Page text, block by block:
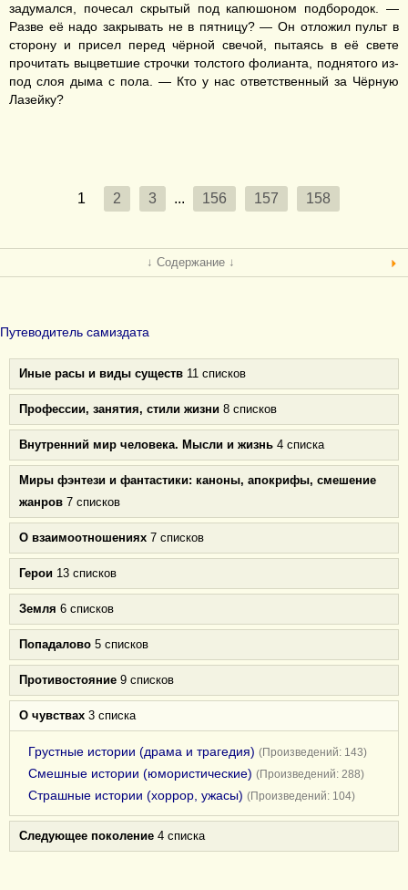
задумался, почесал скрытый под капюшоном подбородок. —
Разве её надо закрывать не в пятницу? — Он отложил пульт в
сторону и присел перед чёрной свечой, пытаясь в её свете
прочитать выцветшие строчки толстого фолианта, поднятого из-
под слоя дыма с пола. — Кто у нас ответственный за Чёрную
Лазейку?
1 2 3 ... 156 157 158
↓ Содержание ↓
Путеводитель самиздата
Иные расы и виды существ 11 списков
Профессии, занятия, стили жизни 8 списков
Внутренний мир человека. Мысли и жизнь 4 списка
Миры фэнтези и фантастики: каноны, апокрифы, смешение
жанров 7 списков
О взаимоотношениях 7 списков
Герои 13 списков
Земля 6 списков
Попадалово 5 списков
Противостояние 9 списков
О чувствах 3 списка
Грустные истории (драма и трагедия) (Произведений: 143)
Смешные истории (юмористические) (Произведений: 288)
Страшные истории (хоррор, ужасы) (Произведений: 104)
Следующее поколение 4 списка